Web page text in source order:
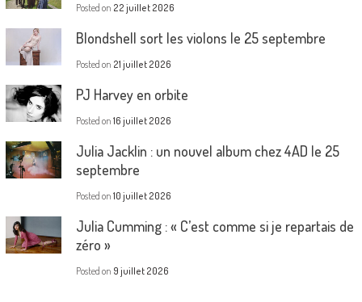
Posted on 22 juillet 2026
Blondshell sort les violons le 25 septembre
Posted on 21 juillet 2026
PJ Harvey en orbite
Posted on 16 juillet 2026
Julia Jacklin : un nouvel album chez 4AD le 25
septembre
Posted on 10 juillet 2026
Julia Cumming : « C’est comme si je repartais de
zéro »
Posted on 9 juillet 2026